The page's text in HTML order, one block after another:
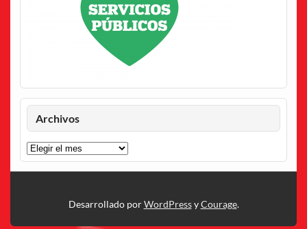
Archivos
Archivos
Desarrollado porWordPressyCourage.